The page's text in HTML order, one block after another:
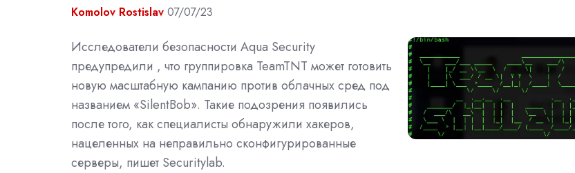
Komolov Rostislav 07/07/23
Исследователи безопасности Aqua Security
предупредили , что группировка TeamTNT может готовить
новую масштабную кампанию против облачных сред под
названием «SilentBob». Такие подозрения появились
после того, как специалисты обнаружили хакеров,
нацеленных на неправильно сконфигурированные
серверы, пишет Securitylab.